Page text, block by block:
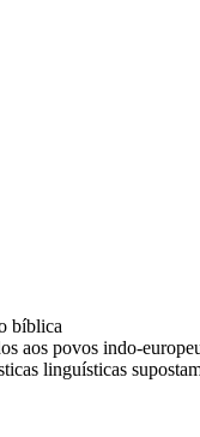
bíblica
aos povos indo-
linguísticas